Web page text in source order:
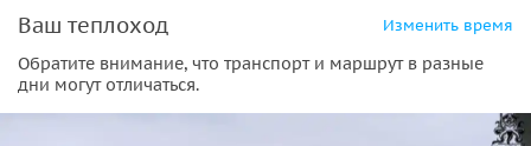
Ваш теплоход Изменить время
Обратите внимание, что транспорт и маршрут в разные
дни могут отличаться.